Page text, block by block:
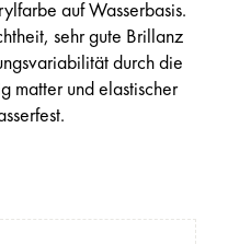
auf Wasserbasis.
sehr gute Brillanz
durch die
matter und elastischer